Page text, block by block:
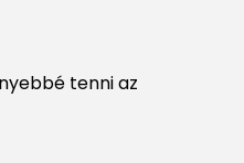
tenni az